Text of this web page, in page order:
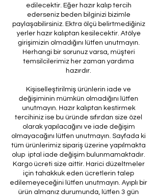
edilecektir. Eğer hazır kalıp tercih
ederseniz beden bilginizi bizimle
paylaşabilirsiniz. Ektra ölçü belirtmediğiniz
yerler hazır kalıptan kesilecektir. Atölye
girişimizin olmadığını lütfen unutmayın.
Herhangi bir sorunuz varsa, müşteri
temsilcilerimiz her zaman yardıma
hazırdır.
Kişiselleştirilmiş ürünlerin iade ve
değişiminin mümkün olmadığını lütfen
unutmayın. Hazır kalıptan kestirmek
tercihiniz ise bu üründe sıfırdan size özel
olarak yapılacağını ve iade değişim
olmayacağını lütfen unutmayın. Sayfada ki
tüm ürünlerimiz sipariş üzerine yapılmakta
olup iptal iade değişim bulunmamaktadır.
Kargo ücreti size aittir. Harici düzeltmeler
için tahakkuk eden ücretlerin talep
edilemeyeceğini lütfen unutmayın. Ayıplı bir
ürün almanız durumunda, lütfen 3 gün